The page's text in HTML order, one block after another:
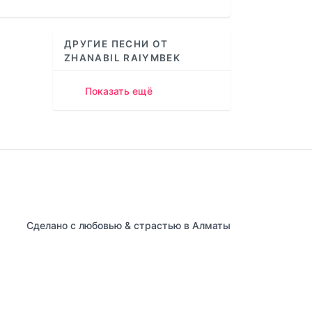
ДРУГИЕ ПЕСНИ ОТ
ZHANABIL RAIYMBEK
Показать ещё
Сделано с любовью & страстью в Алматы